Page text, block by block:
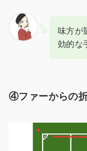
味方が
効的な
④ファーからの